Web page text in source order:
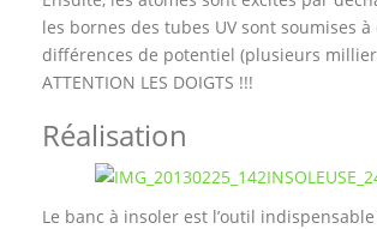
les bornes des tubes UV sont soumises
différences de potentiel (plusieurs
ATTENTION LES DOIGTS !!!
Réalisation
Le banc à insoler est l’outil